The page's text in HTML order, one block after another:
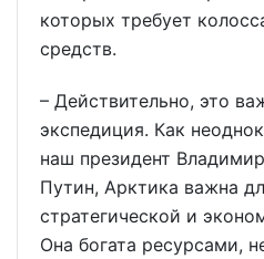
которых требует
средств.
– Действительно, это
экспедиция. Как
наш президент
Путин, Арктика важна
стратегической и
Она богата ресурсами,